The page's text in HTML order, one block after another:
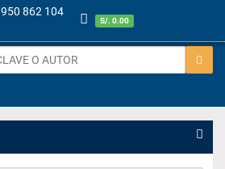
950 862 104
S/. 0.00